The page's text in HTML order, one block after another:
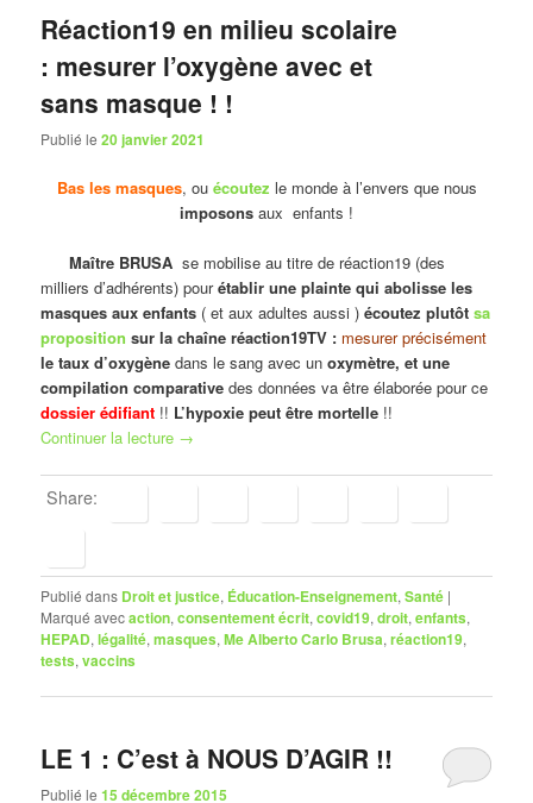
Réaction19 en milieu scolaire
: mesurer l’oxygène avec et
sans masque ! !
Publié le20 janvier 2021
Bas les masques, ou écoutez le monde à l’envers que nous
imposons aux enfants !
Maître BRUSAse mobilise au titre de réaction19 (des
milliers d’adhérents) pourétablir une plainte qui abolisse les
masques aux enfants ( et aux adultes aussi )écoutez plutôt sa
proposition sur la chaîne réaction19TV : mesurer précisément
le taux d’oxygène dans le sang avec un oxymètre, et une
compilation comparativedes données va être élaborée pour ce
dossier édifiant !! L’hypoxie peut être mortelle !!
Continuer la lecture →
Share:
Publié dans Droit et justice, Éducation-Enseignement,Santé |
Marqué avecaction,consentement écrit,covid19,droit,enfants,
HEPAD,légalité,masques,Me Alberto Carlo Brusa,réaction19,
tests,vaccins
LE 1 : C’est à NOUS D’AGIR !!
Publié le15 décembre 2015